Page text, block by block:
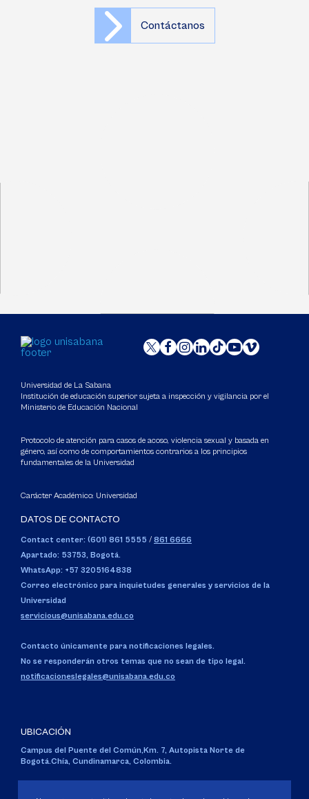
Contáctanos
Universidad de La Sabana
Institución de educación superior sujeta a inspección y vigilancia por el
Ministerio de Educación Nacional
Protocolo de atención para casos de acoso, violencia sexual y basada en
género, así como de comportamientos contrarios a los principios
fundamentales de la Universidad
Carácter Académico: Universidad
DATOS DE CONTACTO
Contact center: (601) 861 5555 / 861 6666
Apartado: 53753, Bogotá.
WhatsApp: +57 3205164838
Correo electrónico para inquietudes generales y servicios de la
Universidad
servicious@unisabana.edu.co
Contacto únicamente para notificaciones legales.
No se responderán otros temas que no sean de tipo legal.
notificacioneslegales@unisabana.edu.co
UBICACIÓN
Campus del Puente del Común,Km. 7, Autopista Norte de
Bogotá.Chía, Cundinamarca, Colombia.